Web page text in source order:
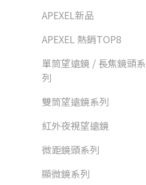
APEXEL新品
APEXEL 熱銷TOP8
單筒望遠鏡 / 長焦鏡頭系
列
雙筒望遠鏡系列
紅外夜視望遠鏡
微距鏡頭系列
顯微鏡系列